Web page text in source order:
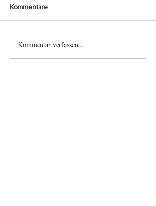
Philipp Germann
Kommentare
Kommentar verfassen...